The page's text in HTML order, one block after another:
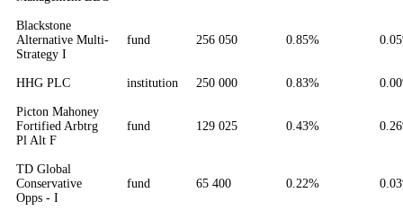
Blackstone
Alternative Multi-
Strategy I
fund 256 050 0.85%
HHG PLC institution 250 000 0.83%
Picton Mahoney
Fortified Arbtrg
Pl Alt F
fund 129 025 0.43%
TD Global
Conservative
Opps - I
fund 65 400 0.22%